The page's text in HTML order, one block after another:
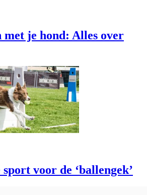
je hond: Alles over
voor de ‘ballengek’